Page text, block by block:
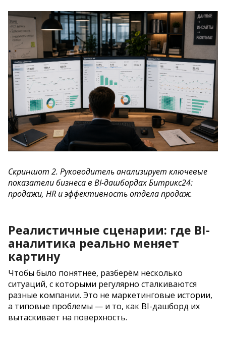
Скриншот 2. Руководитель анализирует ключевые
показатели бизнеса в BI-дашбордах Битрикс24:
продажи, HR и эффективность отдела продаж.
Реалистичные сценарии: где BI-
аналитика реально меняет
картину
Чтобы было понятнее, разберём несколько
ситуаций, с которыми регулярно сталкиваются
разные компании. Это не маркетинговые истории,
а типовые проблемы — и то, как BI-дашборд их
вытаскивает на поверхность.